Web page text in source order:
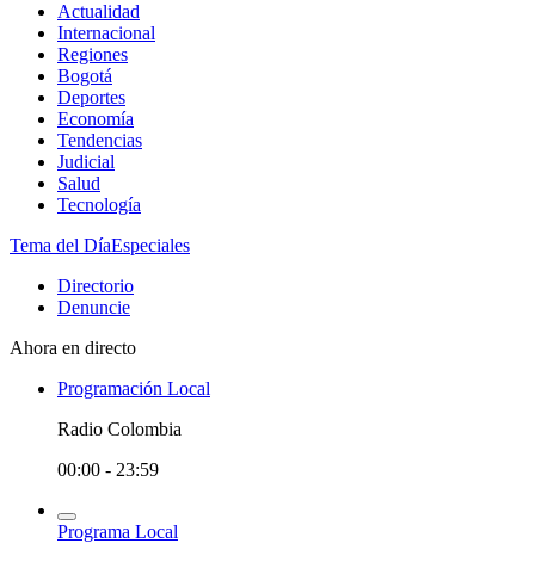
Actualidad
Internacional
Regiones
Bogotá
Deportes
Economía
Tendencias
Judicial
Salud
Tecnología
Tema del DíaEspeciales
Directorio
Denuncie
Ahora en directo
Programación Local
Radio Colombia
00:00 - 23:59
Programa Local